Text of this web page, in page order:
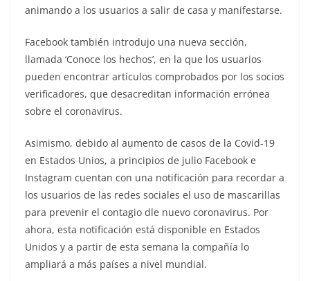
animando a los usuarios a salir de casa y manifestarse.
Facebook también introdujo una nueva sección,
llamada ‘Conoce los hechos’, en la que los usuarios
pueden encontrar artículos comprobados por los socios
verificadores, que desacreditan información errónea
sobre el coronavirus.
Asimismo, debido al aumento de casos de la Covid-19
en Estados Unios, a principios de julio Facebook e
Instagram cuentan con una notificación para recordar a
los usuarios de las redes sociales el uso de mascarillas
para prevenir el contagio dle nuevo coronavirus. Por
ahora, esta notificación está disponible en Estados
Unidos y a partir de esta semana la compañía lo
ampliará a más países a nivel mundial.